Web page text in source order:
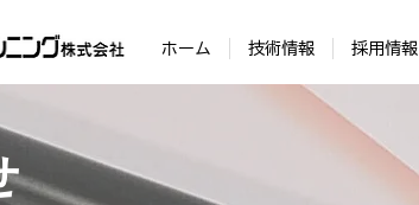
ホーム 技術情報 採用情報